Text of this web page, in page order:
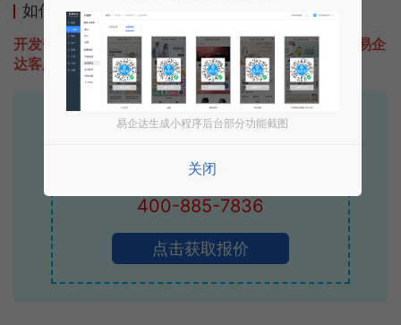
如何开发类似明星驾到的小程序
开发一款类似明星驾到的小程序不难，只需要咨询本站易企
达客服即可为您定制开发，免费提供报价。
易企达10年行业沉淀！
立即拨打电话享优惠
400-885-7836
点击获取报价
易企达生成小程序后台部分功能截图
关闭